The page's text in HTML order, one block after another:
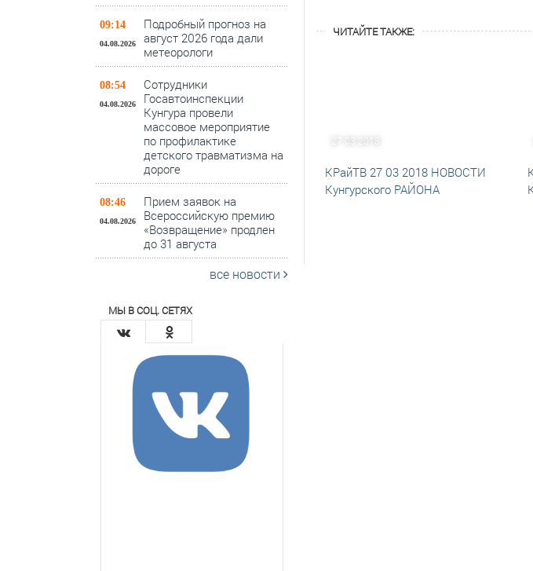
09:14
04.08.2026
Подробный прогноз на
август 2026 года дали
метеорологи
08:54
04.08.2026
Сотрудники
Госавтоинспекции
Кунгура провели
массовое мероприятие
по профилактике
детского травматизма на
дороге
08:46
04.08.2026
Прием заявок на
Всероссийскую премию
«Возвращение» продлен
до 31 августа
все новости
МЫ В СОЦ. СЕТЯХ
ЧИТАЙТЕ ТАКЖЕ:
27.03.2018
КРайТВ 27 03 2018 НОВОСТИ
Кунгурского РАЙОНА